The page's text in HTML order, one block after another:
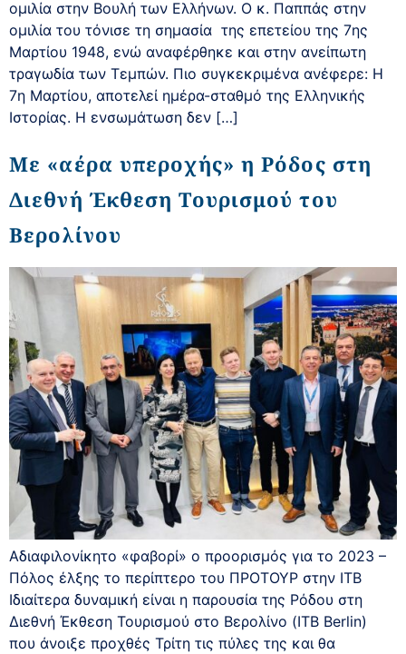
ομιλία στην Βουλή των Ελλήνων. Ο κ. Παππάς στην
ομιλία του τόνισε τη σημασία της επετείου της 7ης
Μαρτίου 1948, ενώ αναφέρθηκε και στην ανείπωτη
τραγωδία των Τεμπών. Πιο συγκεκριμένα ανέφερε: Η
7η Μαρτίου, αποτελεί ημέρα-σταθμό της Ελληνικής
Ιστορίας. Η ενσωμάτωση δεν […]
Με «αέρα υπεροχής» η Ρόδος στη
Διεθνή Έκθεση Τουρισμού του
Βερολίνου
Αδιαφιλονίκητο «φαβορί» ο προορισμός για το 2023 –
Πόλος έλξης το περίπτερο του ΠΡΟΤΟΥΡ στην ΙΤΒ
Ιδιαίτερα δυναμική είναι η παρουσία της Ρόδου στη
Διεθνή Έκθεση Τουρισμού στο Βερολίνο (ITB Berlin)
που άνοιξε προχθές Τρίτη τις πύλες της και θα